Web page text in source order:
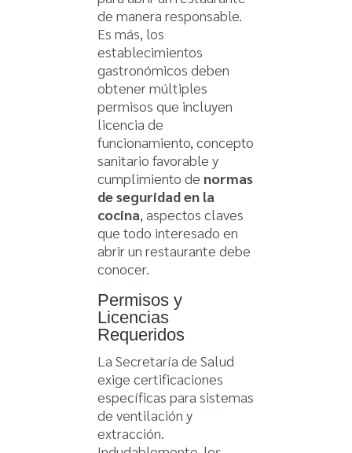
de manera responsable.
Es más, los
establecimientos
gastronómicos deben
obtener múltiples
permisos que incluyen
licencia de
funcionamiento, concepto
sanitario favorable y
cumplimiento de normas
de seguridad en la
cocina, aspectos claves
que todo interesado en
abrir un restaurante debe
conocer.
Permisos y
Licencias
Requeridos
La Secretaría de Salud
exige certificaciones
específicas para sistemas
de ventilación y
extracción.